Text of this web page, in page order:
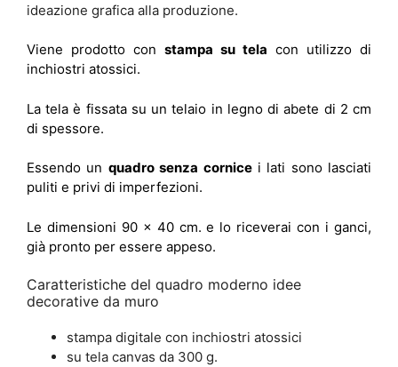
ideazione grafica alla produzione.
Viene prodotto con stampa su tela con utilizzo di
inchiostri atossici.
La tela è fissata su un telaio in legno di abete di 2 cm
di spessore.
Essendo un quadro senza cornicei lati sono lasciati
puliti e privi di imperfezioni.
Le dimensioni 90 x 40 cm. e lo riceverai con i ganci,
già pronto per essere appeso.
Caratteristiche del quadro moderno idee
decorative da muro
stampa digitale con inchiostri atossici
su tela canvas da 300 g.